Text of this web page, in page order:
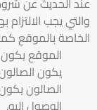
والتي يجب
الخاصة بالموقع
الموقع
يكون
الصالون